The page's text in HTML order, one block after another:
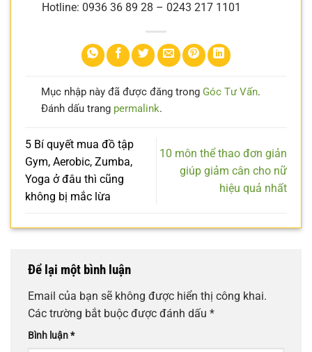
Hotline: 0936 36 89 28 – 0243 217 1101
Mục nhập này đã được đăng trong Góc Tư Vấn.
Đánh dấu trang permalink.
5 Bí quyết mua đồ tập
Gym, Aerobic, Zumba,
Yoga ở đâu thì cũng
không bị mắc lừa
10 môn thể thao đơn giản
giúp giảm cân cho nữ
hiệu quả nhất
Để lại một bình luận
Email của bạn sẽ không được hiển thị công khai.
Các trường bắt buộc được đánh dấu *
Bình luận*